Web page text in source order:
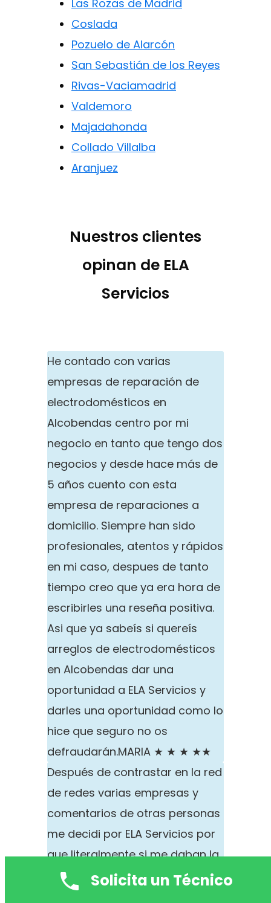
Las Rozas de Madrid
Coslada
Pozuelo de Alarcón
San Sebastián de los Reyes
Rivas-Vaciamadrid
Valdemoro
Majadahonda
Collado Villalba
Aranjuez
Nuestros clientes
opinan de ELA
Servicios
He contado con varias
empresas de reparación de
electrodomésticos en
Alcobendas centro por mi
negocio en tanto que tengo dos
negocios y desde hace más de
5 años cuento con esta
empresa de reparaciones a
domicilio. Siempre han sido
profesionales, atentos y rápidos
en mi caso, despues de tanto
tiempo creo que ya era hora de
escribirles una reseña positiva.
Asi que ya sabeís si quereís
arreglos de electrodomésticos
en Alcobendas dar una
oportunidad a ELA Servicios y
darles una oportunidad como lo
hice que seguro no os
defraudarán.MARIA ★ ★ ★ ★★
Después de contrastar en la red
de redes varias empresas y
comentarios de otras personas
me decidi por ELA Servicios por
que literalmente si me daban la
opción de darme un servicio en
Solicita un Técnico